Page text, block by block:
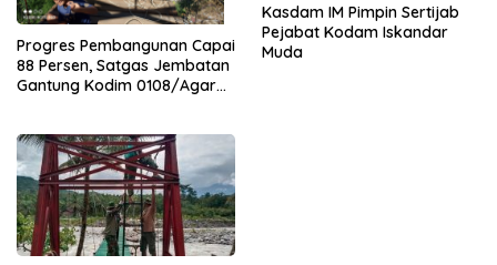
Progres Pembangunan Capai
88 Persen, Satgas Jembatan
Gantung Kodim 0108/Agara
Kasdam IM Pimpin Sertijab
Pejabat Kodam Iskandar
Muda